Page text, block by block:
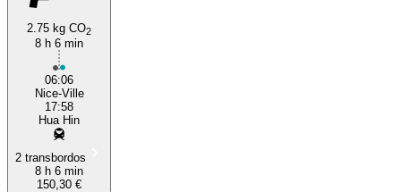
2.75 kg CO2
8 h 6 min
06:06
Nice-Ville
17:58
Hua Hin
2 transbordos
8 h 6 min
150,30 €